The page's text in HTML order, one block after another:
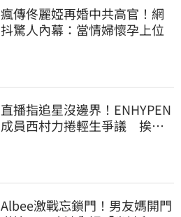
瘋傳佟麗婭再婚中共高官！網
抖驚人內幕：當情婦懷孕上位
直播指追星沒邊界！ENHYPEN
成員西村力捲輕生爭議 挨
Albee激戰忘鎖門！男友媽開門